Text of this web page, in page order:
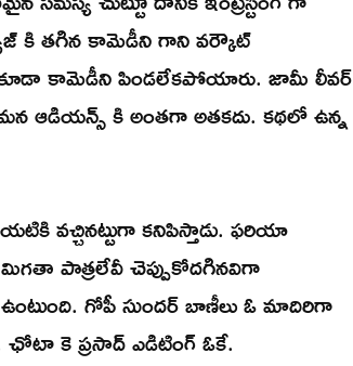
కి తగిన కామెడీని గాని వర్కౌట్
కామెడీని పిండలేకపోయారు. జామీ లీవర్
ఆడియన్స్ కి అంతగా అతకదు. కథలో ఉన్న
వచ్చినట్టుగా కనిపిస్తాడు. ఫరియా
పాత్రలేవీ చెప్పుకోదగినవిగా
గోపీ సుందర్ బాణీలు ఓ మాదిరిగా
ఛోటా కె ప్రసాద్ ఎడిటింగ్ ఓకే.